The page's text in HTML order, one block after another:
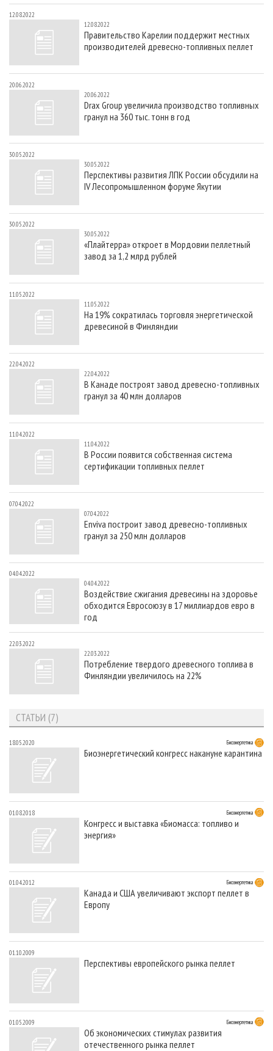
12.08.2022
12.08.2022
Правительство Карелии поддержит местных
производителей древесно-топливных пеллет
20.06.2022
20.06.2022
Drax Group увеличила производство топливных
гранул на 360 тыс. тонн в год
30.05.2022
30.05.2022
Перспективы развития ЛПК России обсудили на
IV Лесопромышленном форуме Якутии
30.05.2022
30.05.2022
«Плайтерра» откроет в Мордовии пеллетный
завод за 1,2 млрд рублей
11.05.2022
11.05.2022
На 19% сократилась торговля энергетической
древесиной в Финляндии
22.04.2022
22.04.2022
В Канаде построят завод древесно-топливных
гранул за 40 млн долларов
11.04.2022
11.04.2022
В России появится собственная система
сертификации топливных пеллет
07.04.2022
07.04.2022
Enviva построит завод древесно-топливных
гранул за 250 млн долларов
04.04.2022
04.04.2022
Воздействие сжигания древесины на здоровье
обходится Евросоюзу в 17 миллиардов евро в
год
22.03.2022
22.03.2022
Потребление твердого древесного топлива в
Финляндии увеличилось на 22%
СТАТЬИ (7)
18.05.2020 Биоэнергетика
Биоэнергетический конгресс накануне карантина
01.08.2018 Биоэнергетика
Конгресс и выставка «Биомасса: топливо и
энергия»
01.04.2012 Биоэнергетика
Канада и США увеличивают экспорт пеллет в
Европу
01.10.2009
Перспективы европейского рынка пеллет
01.05.2009 Биоэнергетика
Об экономических стимулах развития
отечественного рынка пеллет